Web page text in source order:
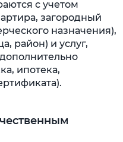
с учетом
загородный
назначения),
район) и услуг,
ипотека,